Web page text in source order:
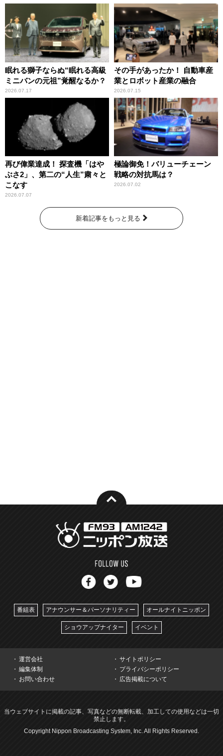
眠れる獅子ならぬ“眠れる高級
ミニバンの元祖”覚醒なるか？
2026.07.17
その手があったか！ 自動車産
業とロボット産業の融合
2026.07.15
再び偉業達成！ 探査機「はや
ぶさ2」、第二の“人生”粛々と
こなす
2026.07.07
極論御免！バリューチェーン
戦略の対抗馬は？
2026.07.02
新着記事をもっと見る
番組表 アナウンサー＆パーソナリティー オールナイトニッポン
ショウアップナイター イベント
運営会社
サイトポリシー
編集体制
プライバシーポリシー
お問い合わせ
広告掲載について
当ウェブサイトに掲載の記事、写真などの無断転載、加工しての使用などは一切
禁止します。
Copyright Nippon Broadcasting System, Inc. All Rights Reserved.